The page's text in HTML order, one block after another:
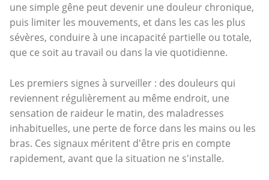
une simple gêne peut devenir une douleur chronique,
puis limiter les mouvements, et dans les cas les plus
sévères, conduire à une incapacité partielle ou totale,
que ce soit au travail ou dans la vie quotidienne.
Les premiers signes à surveiller : des douleurs qui
reviennent régulièrement au même endroit, une
sensation de raideur le matin, des maladresses
inhabituelles, une perte de force dans les mains ou les
bras. Ces signaux méritent d'être pris en compte
rapidement, avant que la situation ne s'installe.